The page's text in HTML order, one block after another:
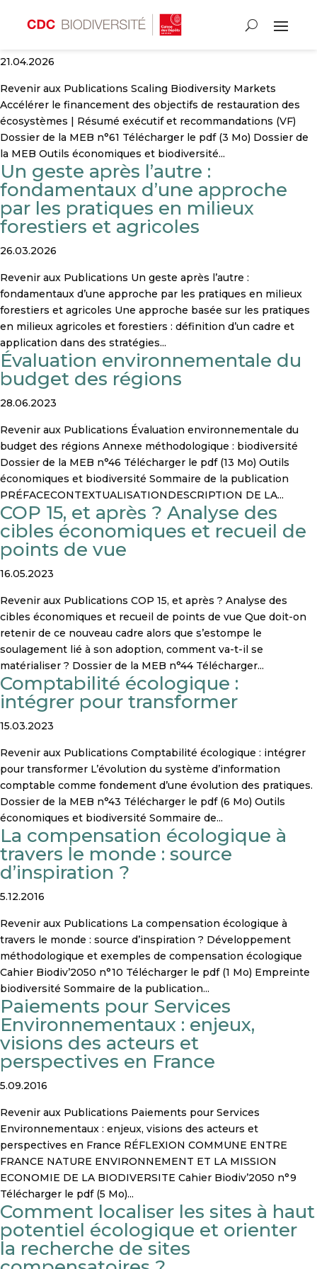
Scaling Biodiversity Markets
21.04.2026
Revenir aux Publications Scaling Biodiversity Markets
Accélérer le financement des objectifs de restauration des
écosystèmes | Résumé exécutif et recommandations (VF)
Dossier de la MEB n°61 Télécharger le pdf (3 Mo) Dossier de
la MEB Outils économiques et biodiversité...
Un geste après l’autre :
fondamentaux d’une approche
par les pratiques en milieux
forestiers et agricoles
26.03.2026
Revenir aux Publications Un geste après l’autre :
fondamentaux d’une approche par les pratiques en milieux
forestiers et agricoles Une approche basée sur les pratiques
en milieux agricoles et forestiers : définition d’un cadre et
application dans des stratégies...
Évaluation environnementale du
budget des régions
28.06.2023
Revenir aux Publications Évaluation environnementale du
budget des régions Annexe méthodologique : biodiversité
Dossier de la MEB n°46 Télécharger le pdf (13 Mo) Outils
économiques et biodiversité Sommaire de la publication
PRÉFACECONTEXTUALISATIONDESCRIPTION DE LA...
COP 15, et après ? Analyse des
cibles économiques et recueil de
points de vue
16.05.2023
Revenir aux Publications COP 15, et après ? Analyse des
cibles économiques et recueil de points de vue Que doit-on
retenir de ce nouveau cadre alors que s’estompe le
soulagement lié à son adoption, comment va-t-il se
matérialiser ? Dossier de la MEB n°44 Télécharger...
Comptabilité écologique :
intégrer pour transformer
15.03.2023
Revenir aux Publications Comptabilité écologique : intégrer
pour transformer L’évolution du système d’information
comptable comme fondement d’une évolution des pratiques.
Dossier de la MEB n°43 Télécharger le pdf (6 Mo) Outils
économiques et biodiversité Sommaire de...
La compensation écologique à
travers le monde : source
d’inspiration ?
5.12.2016
Revenir aux Publications La compensation écologique à
travers le monde : source d’inspiration ? Développement
méthodologique et exemples de compensation écologique
Cahier Biodiv’2050 n°10 Télécharger le pdf (1 Mo) Empreinte
biodiversité Sommaire de la publication...
Paiements pour Services
Environnementaux : enjeux,
visions des acteurs et
perspectives en France
5.09.2016
Revenir aux Publications Paiements pour Services
Environnementaux : enjeux, visions des acteurs et
perspectives en France RÉFLEXION COMMUNE ENTRE
FRANCE NATURE ENVIRONNEMENT ET LA MISSION
ECONOMIE DE LA BIODIVERSITE Cahier Biodiv’2050 n°9
Télécharger le pdf (5 Mo)...
Comment localiser les sites à haut
potentiel écologique et orienter
la recherche de sites